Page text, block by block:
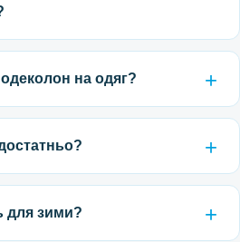
на одяг?
для зими?